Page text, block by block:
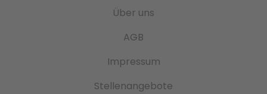
Über uns
AGB
Impressum
Stellenangebote